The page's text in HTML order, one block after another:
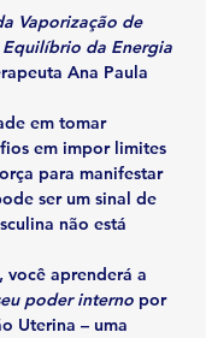
Vaporização de
da Energia
Ana Paula
em tomar
em impor limites
para manifestar
ser um sinal de
não está
você aprenderá a
poder interno por
Uterina – uma